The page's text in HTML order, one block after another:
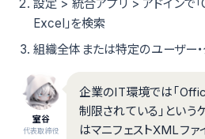
設定 > 統合アプリ > アドイン
Excel」を検索
組織全体または特定のユーザー
室谷
代表取締役
企業のIT環境では「
制限されている」という
はマニフェストXMLフ